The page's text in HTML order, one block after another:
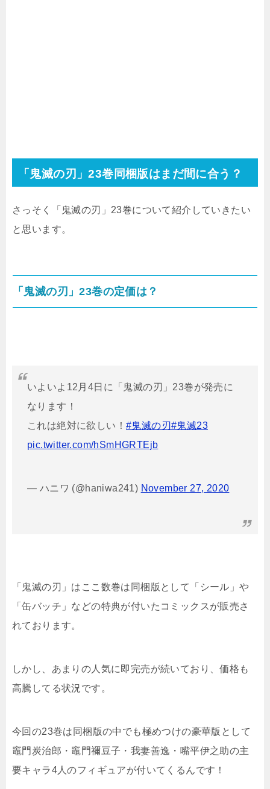
「鬼滅の刃」23巻同梱版はまだ間に合う？
さっそく「鬼滅の刃」23巻について紹介していきたい
と思います。
「鬼滅の刃」23巻の定価は？
いよいよ12月4日に「鬼滅の刃」23巻が発売に
なります！
これは絶対に欲しい！ #鬼滅の刃#鬼滅23
pic.twitter.com/hSmHGRTEjb
— ハニワ (@haniwa241) November 27, 2020
「鬼滅の刃」はここ数巻は同梱版として「シール」や
「缶バッチ」などの特典が付いたコミックスが販売さ
れております。
しかし、あまりの人気に即完売が続いており、価格も
高騰してる状況です。
今回の23巻は同梱版の中でも極めつけの豪華版として
竈門炭治郎・竈門禰豆子・我妻善逸・嘴平伊之助の主
要キャラ4人のフィギュアが付いてくるんです！